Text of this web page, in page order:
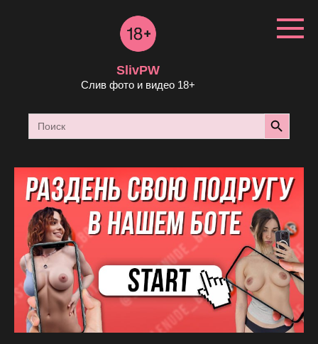
SlivPW
Слив фото и видео 18+
Search
for:
Search Button